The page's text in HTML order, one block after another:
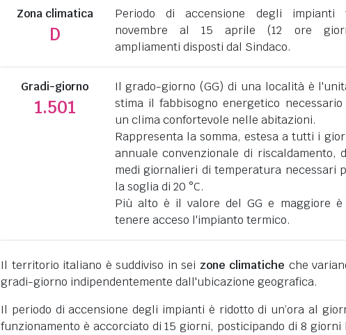
Zona climatica
D
Periodo di accensione degli
novembre al 15 aprile (12 ore
ampliamenti disposti dal Sindaco.
Gradi-giorno
1.501
Il grado-giorno (GG) di una località è
stima il fabbisogno energetico
un clima confortevole nelle abitazioni.
Rappresenta la somma, estesa a tutti i
annuale convenzionale di riscaldamento,
medi giornalieri di temperatura necessari
la soglia di 20 °C.
Più alto è il valore del GG e maggiore
tenere acceso l'impianto termico.
Il territorio italiano è suddiviso in sei zone climatiche che
gradi-giorno indipendentemente dall'ubicazione geografica.
Il periodo di accensione degli impianti è ridotto di un’ora al
funzionamento è accorciato di 15 giorni, posticipando di 8 giorni